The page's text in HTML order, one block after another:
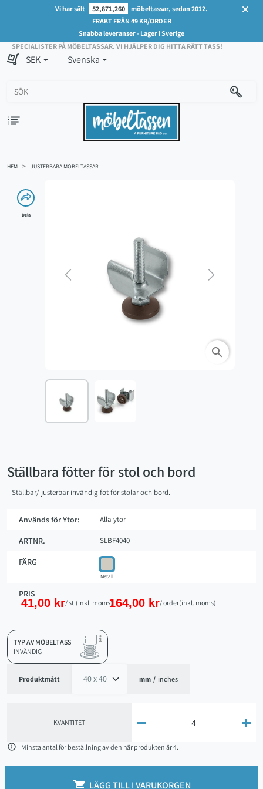
Vi har sålt 52,871,260
möbeltassar, sedan 2012.
FRAKT FRÅN 49 KR/ORDER
Snabba leveranser - Lager i Sverige
SPECIALISTER PÅ MÖBELTASSAR. VI HJÄLPER DIG HITTA RÄTT TASS!
SEK Svenska
HEM JUSTERBARA MÖBELTASSAR
Dela
Previous Next
Ställbara fötter för stol och bord
Ställbar/ justerbar invändig fot för stolar och bord.
Används för Ytor: Alla ytor
ARTNR. SLBF4040
FÄRG
Metall
PRIS
41,00 kr/ st.(inkl. moms)164,00 kr/ order(inkl. moms)
TYP AV MÖBELTASS
INVÄNDIG
Produktmått mm / inches
KVANTITET  
 Minsta antal för beställning av den här produkten är 4.
 LÄGG TILL I VARUKORGEN